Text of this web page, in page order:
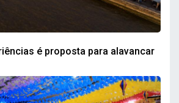
é proposta para alavancar